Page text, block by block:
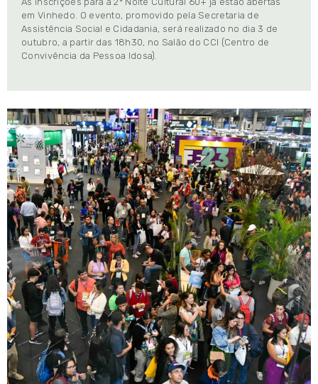
em Vinhedo. O evento, promovido pela Secretaria de
Assistência Social e Cidadania, será realizado no dia 3 de
outubro, a partir das 18h30, no Salão do CCI (Centro de
Convivência da Pessoa Idosa).